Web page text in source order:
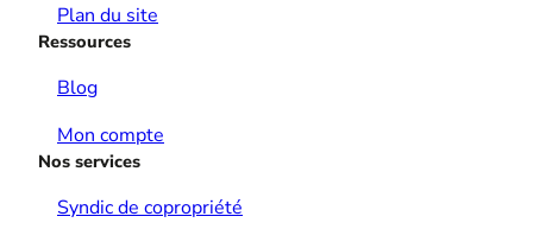
Plan du site
Ressources
Blog
Mon compte
Nos services
Syndic de copropriété